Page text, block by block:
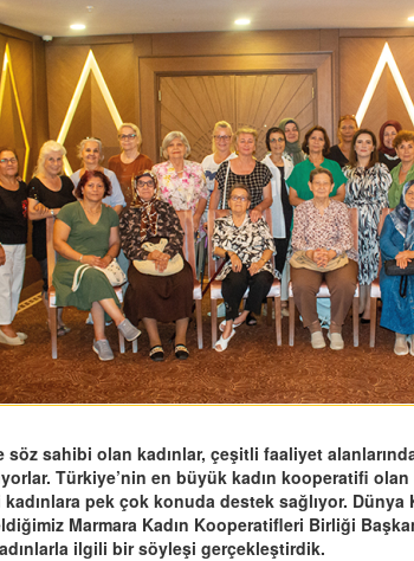
söz sahibi olan kadınlar, çeşitli faaliyet
Türkiye’nin en büyük kadın kooperatifi
pek çok konuda destek sağlıyor. Dünya
Marmara Kadın Kooperatifleri Birliği
ilgili bir söyleşi gerçekleştirdik.